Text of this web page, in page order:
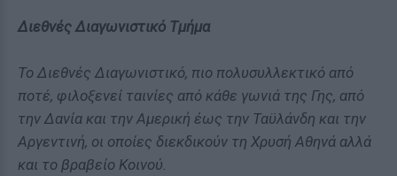
Διεθνές Διαγωνιστικό Τμήμα
Το Διεθνές Διαγωνιστικό, πιο πολυσυλλεκτικό από
ποτέ, φιλοξενεί ταινίες από κάθε γωνιά της Γης, από
την Δανία και την Αμερική έως την Ταϋλάνδη και την
Αργεντινή, οι οποίες διεκδικούν τη Χρυσή Αθηνά αλλά
και το βραβείο Κοινού.